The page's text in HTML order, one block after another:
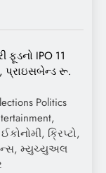
ફૂડનો IPO 11
રૂ.
Politics
ક્રિપ્ટો,
મ્યુચ્યુઅલ